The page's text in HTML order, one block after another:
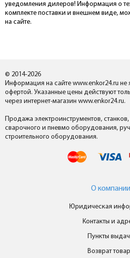
уведомления дилеров! Информация о
комплекте поставки и внешнем виде,
на сайте.
© 2014-2026
Информация на сайте www.enkor24.ru не
офертой. Указанные цены действуют
через интернет-магазин www.enkor24.ru.
Продажа электроинструментов,
сварочного и пневмо оборудования,
строительного оборудования.
О компании
Юридическая
Контакты и
Пункты
Возврат